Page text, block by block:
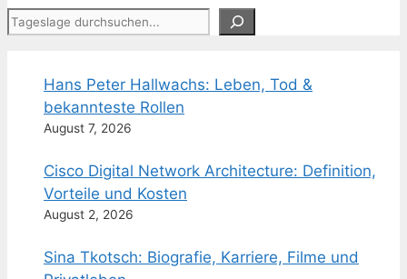
Suchen
Hans Peter Hallwachs: Leben, Tod &
bekannteste Rollen
August 7, 2026
Cisco Digital Network Architecture: Definition,
Vorteile und Kosten
August 2, 2026
Sina Tkotsch: Biografie, Karriere, Filme und